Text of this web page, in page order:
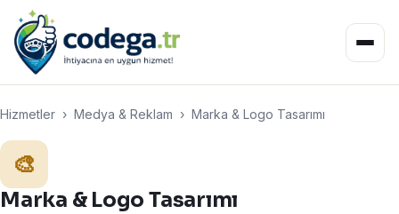
Hizmetler › Medya & Reklam › Marka & Logo Tasarımı
🎨
Marka & Logo Tasarımı